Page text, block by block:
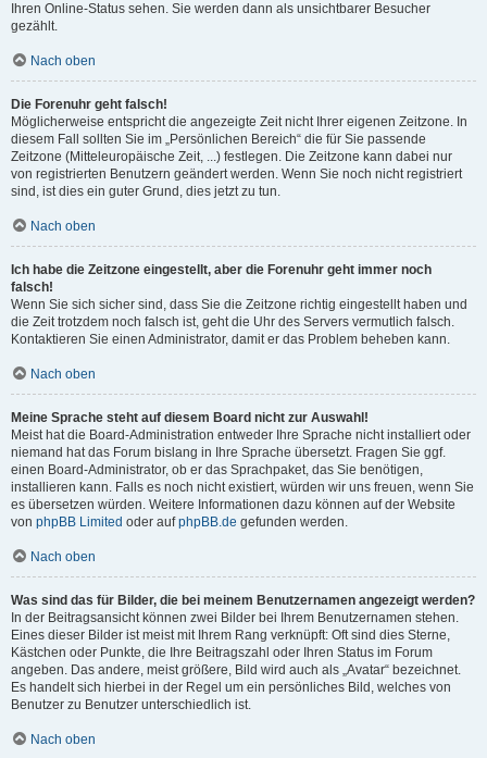
Ihren Online-Status sehen. Sie werden dann als unsichtbarer Besucher
gezählt.
Nach oben
Die Forenuhr geht falsch!
Möglicherweise entspricht die angezeigte Zeit nicht Ihrer eigenen Zeitzone. In
diesem Fall sollten Sie im „Persönlichen Bereich“ die für Sie passende
Zeitzone (Mitteleuropäische Zeit, ...) festlegen. Die Zeitzone kann dabei nur
von registrierten Benutzern geändert werden. Wenn Sie noch nicht registriert
sind, ist dies ein guter Grund, dies jetzt zu tun.
Nach oben
Ich habe die Zeitzone eingestellt, aber die Forenuhr geht immer noch
falsch!
Wenn Sie sich sicher sind, dass Sie die Zeitzone richtig eingestellt haben und
die Zeit trotzdem noch falsch ist, geht die Uhr des Servers vermutlich falsch.
Kontaktieren Sie einen Administrator, damit er das Problem beheben kann.
Nach oben
Meine Sprache steht auf diesem Board nicht zur Auswahl!
Meist hat die Board-Administration entweder Ihre Sprache nicht installiert oder
niemand hat das Forum bislang in Ihre Sprache übersetzt. Fragen Sie ggf.
einen Board-Administrator, ob er das Sprachpaket, das Sie benötigen,
installieren kann. Falls es noch nicht existiert, würden wir uns freuen, wenn Sie
es übersetzen würden. Weitere Informationen dazu können auf der Website
von phpBB Limited oder aufphpBB.de gefunden werden.
Nach oben
Was sind das für Bilder, die bei meinem Benutzernamen angezeigt werden?
In der Beitragsansicht können zwei Bilder bei Ihrem Benutzernamen stehen.
Eines dieser Bilder ist meist mit Ihrem Rang verknüpft: Oft sind dies Sterne,
Kästchen oder Punkte, die Ihre Beitragszahl oder Ihren Status im Forum
angeben. Das andere, meist größere, Bild wird auch als „Avatar“ bezeichnet.
Es handelt sich hierbei in der Regel um ein persönliches Bild, welches von
Benutzer zu Benutzer unterschiedlich ist.
Nach oben